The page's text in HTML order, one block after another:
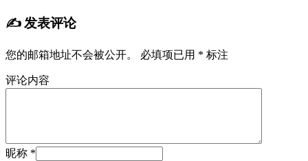
✍️ 发表评论
您的邮箱地址不会被公开。 必填项已用 * 标注
评论内容
昵称 *